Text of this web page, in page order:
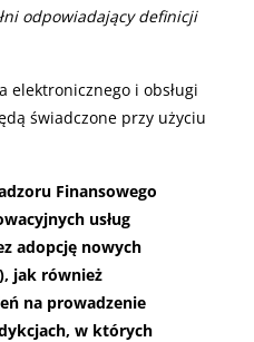
odpowiadający definicji
elektronicznego i obsługi
świadczone przy użyciu
Finansowego
usług
adopcję nowych
jak również
na prowadzenie
w których